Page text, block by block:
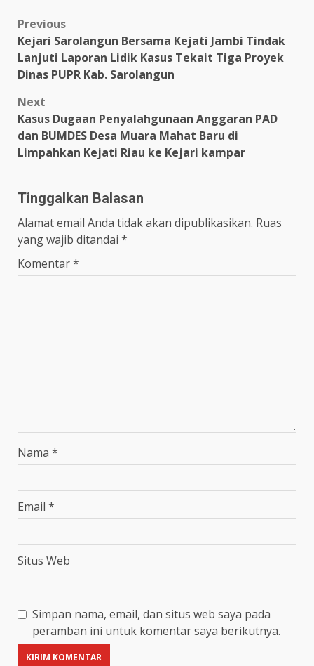
Post
navigation
Previous
Kejari Sarolangun Bersama Kejati Jambi Tindak
Lanjuti Laporan Lidik Kasus Tekait Tiga Proyek
Dinas PUPR Kab. Sarolangun
Next
Kasus Dugaan Penyalahgunaan Anggaran PAD
dan BUMDES Desa Muara Mahat Baru di
Limpahkan Kejati Riau ke Kejari kampar
Tinggalkan Balasan
Alamat email Anda tidak akan dipublikasikan. Ruas
yang wajib ditandai *
Komentar*
Nama *
Email *
Situs Web
Simpan nama, email, dan situs web saya pada
peramban ini untuk komentar saya berikutnya.